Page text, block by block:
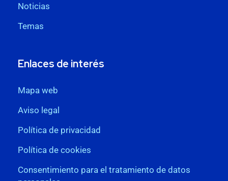
Noticias
Temas
Enlaces de interés
Mapa web
Aviso legal
Política de privacidad
Política de cookies
Consentimiento para el tratamiento de datos